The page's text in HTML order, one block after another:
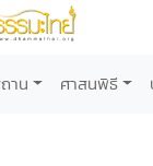
าน ศาสนพิธี